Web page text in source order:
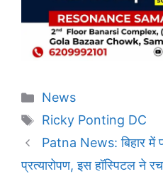
Categories
News
Tags
Ricky Ponting DC
Patna News: बिहार में
प्रत्यारोपण, इस हॉस्पिटल ने